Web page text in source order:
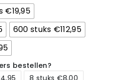
€19,95
600 stuks €112,95
bestellen?
8 stuks €8,00